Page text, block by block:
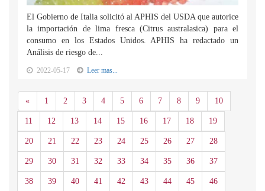
El Gobierno de Italia solicitó al APHIS del USDA que autorice
la importación de lima fresca (Citrus australasica) para el
consumo en los Estados Unidos. APHIS ha redactado un
Análisis de riesgo de...
2022-05-17 Leer mas...
«Anterior
1 2 3 4 5 6 7 8 9 10
11 12 13 14 15 16 17 18 19
20 21 22 23 24 25 26 27 28
29 30 31 32 33 34 35 36 37
38 39 40 41 42 43 44 45 46